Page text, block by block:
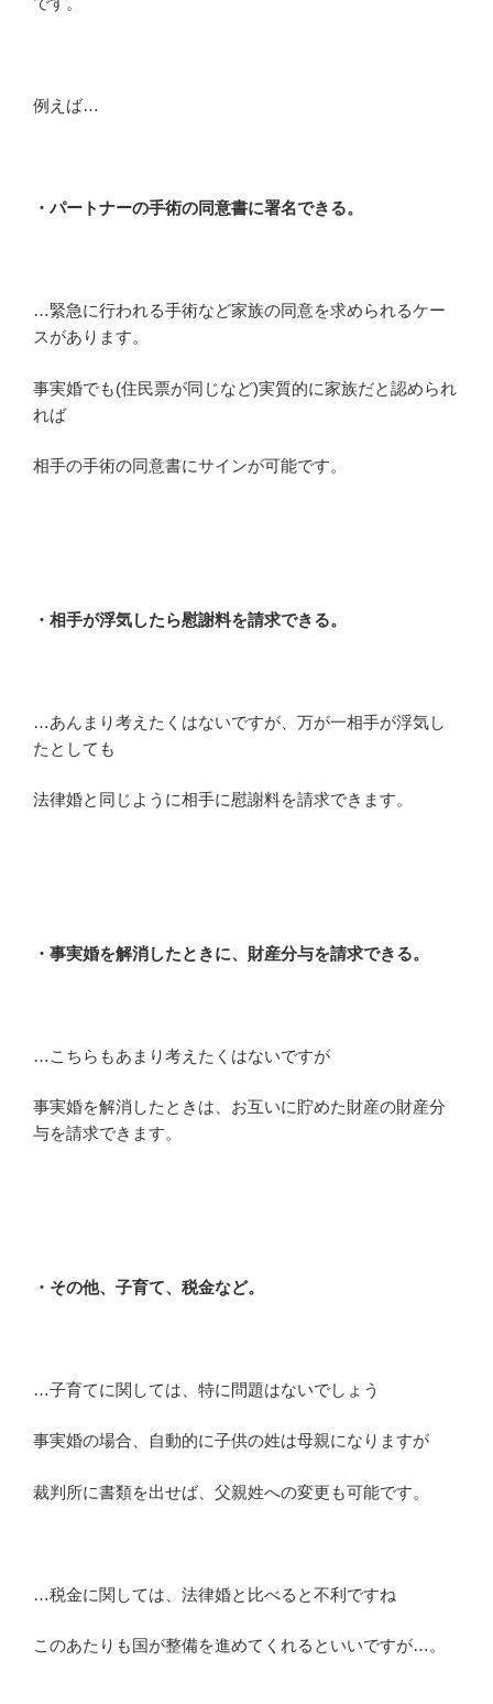
例えば…
・パートナーの手術の同意書に署名できる。
…緊急に行われる手術など家族の同意を求められるケー
スがあります。
事実婚でも(住民票が同じなど)実質的に家族だと認められ
れば
相手の手術の同意書にサインが可能です。
・相手が浮気したら慰謝料を請求できる。
…あんまり考えたくはないですが、万が一相手が浮気し
たとしても
法律婚と同じように相手に慰謝料を請求できます。
・事実婚を解消したときに、財産分与を請求できる。
…こちらもあまり考えたくはないですが
事実婚を解消したときは、お互いに貯めた財産の財産分
与を請求できます。
・その他、子育て、税金など。
…子育てに関しては、特に問題はないでしょう
事実婚の場合、自動的に子供の姓は母親になりますが
裁判所に書類を出せば、父親姓への変更も可能です。
…税金に関しては、法律婚と比べると不利ですね
このあたりも国が整備を進めてくれるといいですが…。